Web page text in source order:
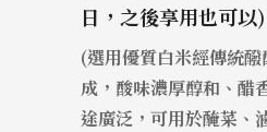
日，之後享用也可以)
(選用優質白米經傳統
成，酸味濃厚醇和、醋
途廣泛，可用於醃菜、